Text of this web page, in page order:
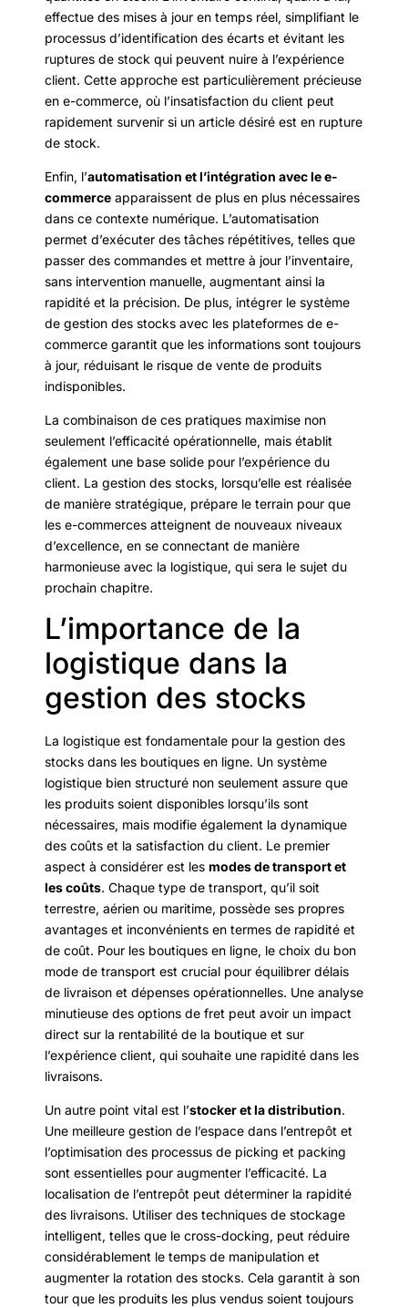
effectue des mises à jour en temps réel, simplifiant le
processus d’identification des écarts et évitant les
ruptures de stock qui peuvent nuire à l’expérience
client. Cette approche est particulièrement précieuse
en e-commerce, où l’insatisfaction du client peut
rapidement survenir si un article désiré est en rupture
de stock.
Enfin, l’automatisation et l’intégration avec le e-
commerce apparaissent de plus en plus nécessaires
dans ce contexte numérique. L’automatisation
permet d’exécuter des tâches répétitives, telles que
passer des commandes et mettre à jour l’inventaire,
sans intervention manuelle, augmentant ainsi la
rapidité et la précision. De plus, intégrer le système
de gestion des stocks avec les plateformes de e-
commerce garantit que les informations sont toujours
à jour, réduisant le risque de vente de produits
indisponibles.
La combinaison de ces pratiques maximise non
seulement l’efficacité opérationnelle, mais établit
également une base solide pour l’expérience du
client. La gestion des stocks, lorsqu’elle est réalisée
de manière stratégique, prépare le terrain pour que
les e-commerces atteignent de nouveaux niveaux
d’excellence, en se connectant de manière
harmonieuse avec la logistique, qui sera le sujet du
prochain chapitre.
L’importance de la
logistique dans la
gestion des stocks
La logistique est fondamentale pour la gestion des
stocks dans les boutiques en ligne. Un système
logistique bien structuré non seulement assure que
les produits soient disponibles lorsqu’ils sont
nécessaires, mais modifie également la dynamique
des coûts et la satisfaction du client. Le premier
aspect à considérer est les modes de transport et
les coûts. Chaque type de transport, qu’il soit
terrestre, aérien ou maritime, possède ses propres
avantages et inconvénients en termes de rapidité et
de coût. Pour les boutiques en ligne, le choix du bon
mode de transport est crucial pour équilibrer délais
de livraison et dépenses opérationnelles. Une analyse
minutieuse des options de fret peut avoir un impact
direct sur la rentabilité de la boutique et sur
l’expérience client, qui souhaite une rapidité dans les
livraisons.
Un autre point vital est l’stocker et la distribution.
Une meilleure gestion de l’espace dans l’entrepôt et
l’optimisation des processus de picking et packing
sont essentielles pour augmenter l’efficacité. La
localisation de l’entrepôt peut déterminer la rapidité
des livraisons. Utiliser des techniques de stockage
intelligent, telles que le cross-docking, peut réduire
considérablement le temps de manipulation et
augmenter la rotation des stocks. Cela garantit à son
tour que les produits les plus vendus soient toujours